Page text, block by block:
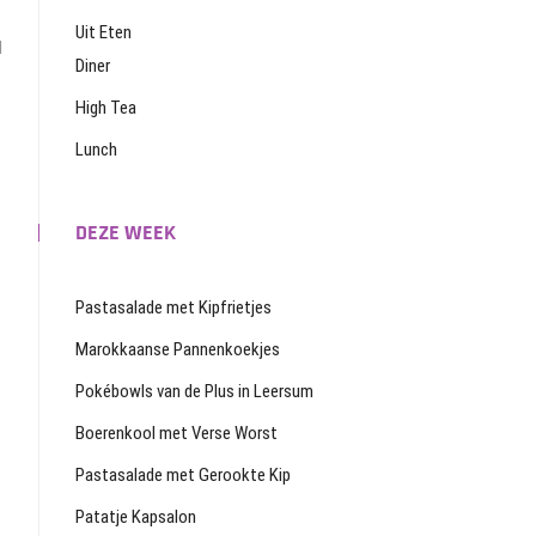
Uit Eten
Diner
High Tea
Lunch
DEZE WEEK
Pastasalade met Kipfrietjes
Marokkaanse Pannenkoekjes
Pokébowls van de Plus in Leersum
Boerenkool met Verse Worst
Pastasalade met Gerookte Kip
Patatje Kapsalon